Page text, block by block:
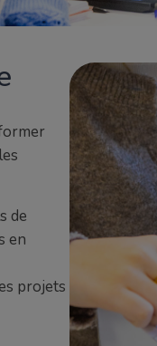
de
en
projets